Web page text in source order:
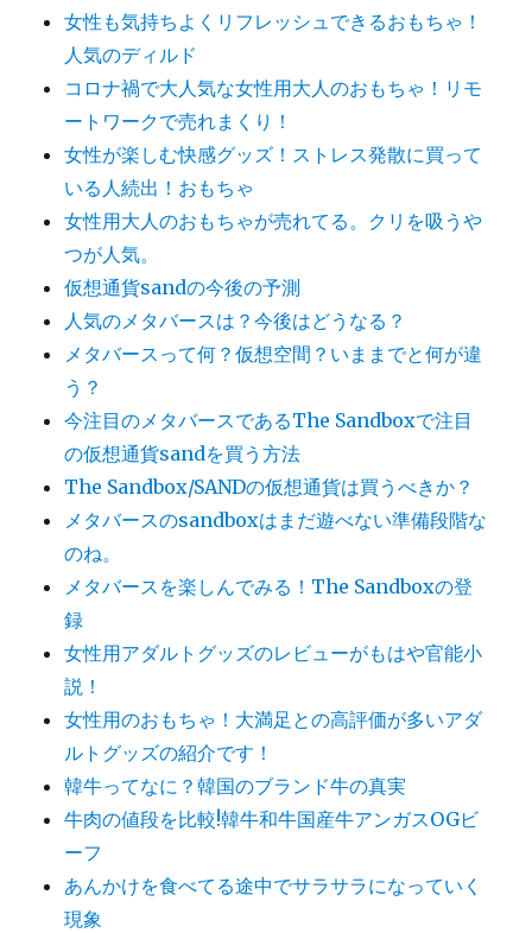
女性も気持ちよくリフレッシュできるおもちゃ！
人気のディルド
コロナ禍で大人気な女性用大人のおもちゃ！リモ
ートワークで売れまくり！
女性が楽しむ快感グッズ！ストレス発散に買って
いる人続出！おもちゃ
女性用大人のおもちゃが売れてる。クリを吸うや
つが人気。
仮想通貨sandの今後の予測
人気のメタバースは？今後はどうなる？
メタバースって何？仮想空間？いままでと何が違
う？
今注目のメタバースであるThe Sandboxで注目
の仮想通貨sandを買う方法
The Sandbox/SANDの仮想通貨は買うべきか？
メタバースのsandboxはまだ遊べない準備段階な
のね。
メタバースを楽しんでみる！The Sandboxの登
録
女性用アダルトグッズのレビューがもはや官能小
説！
女性用のおもちゃ！大満足との高評価が多いアダ
ルトグッズの紹介です！
韓牛ってなに？韓国のブランド牛の真実
牛肉の値段を比較!韓牛和牛国産牛アンガスOGビ
ーフ
あんかけを食べてる途中でサラサラになっていく
現象